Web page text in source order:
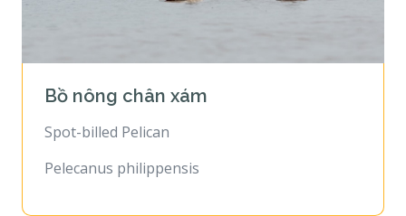
Bồ nông chân xám
Spot-billed Pelican
Pelecanus philippensis